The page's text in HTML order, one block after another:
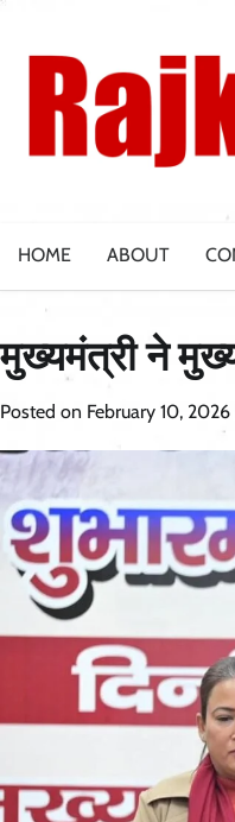
content
HOME ABOUT
मुख्यमंत्री ने
Posted on February 10, 2026